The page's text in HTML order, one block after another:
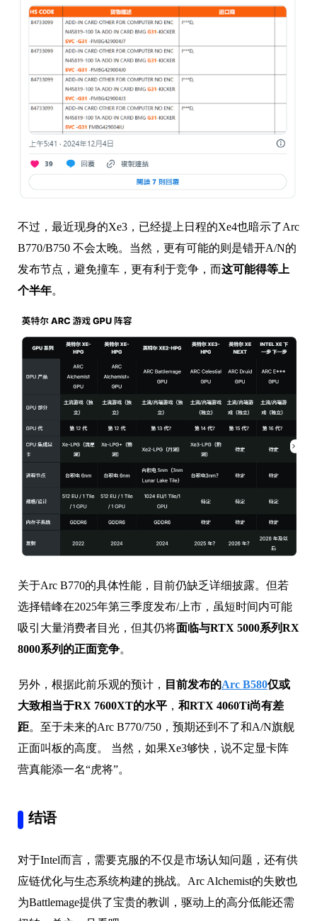
不过，最近现身的Xe3，已经提上日程的Xe4也暗示了Arc
B770/B750 不会太晚。当然，更有可能的则是错开A/N的
发布节点，避免撞车，更有利于竞争，而这可能得等上
个半年。
关于Arc B770的具体性能，目前仍缺乏详细披露。但若
选择错峰在2025年第三季度发布/上市，虽短时间内可能
吸引大量消费者目光，但其仍将面临与RTX 5000系列RX
8000系列的正面竞争。
另外，根据此前乐观的预计， 目前发布的Arc B580仅或
大致相当于RX 7600XT的水平 ， 和RTX 4060Ti尚有差
距。至于未来的Arc B770/750，预期还到不了和A/N旗舰
正面叫板的高度。 当然，如果Xe3够快，说不定显卡阵
营真能添一名“虎将”。
结语
对于Intel而言，需要克服的不仅是市场认知问题，还有供
应链优化与生态系统构建的挑战。Arc Alchemist的失败也
为Battlemage提供了宝贵的教训，驱动上的高分低能还需